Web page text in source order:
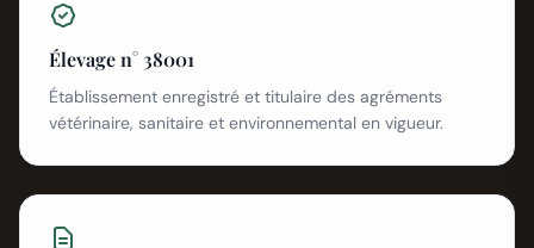
Élevage n° 38001
Établissement enregistré et titulaire des agréments
vétérinaire, sanitaire et environnemental en vigueur.